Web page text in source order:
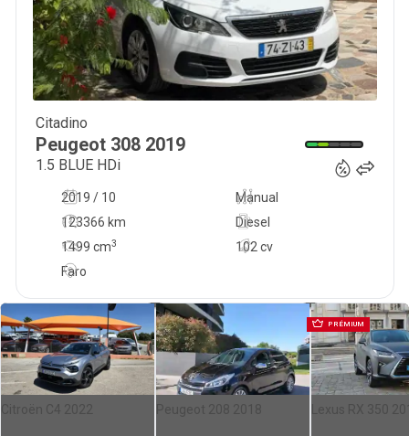
Citadino
Peugeot 308 2019
1.5 BLUE HDi
2019 / 10
Manual
123366 km
102 cv
Diesel
1499 cm3
Faro
Citroën C4 2022 Peugeot 208 2018
PRÉMIUM
Lexus RX 350